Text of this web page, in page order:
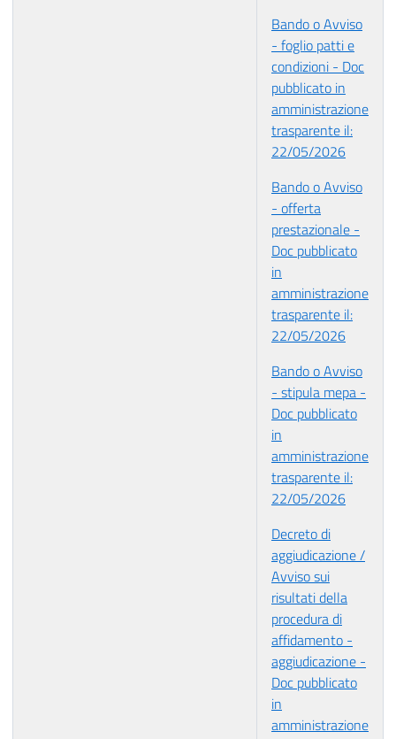
Bando o Avviso
- foglio patti e
condizioni - Doc
pubblicato in
amministrazione
trasparente il:
22/05/2026
Bando o Avviso
- offerta
prestazionale -
Doc pubblicato
in
amministrazione
trasparente il:
22/05/2026
Bando o Avviso
- stipula mepa -
Doc pubblicato
in
amministrazione
trasparente il:
22/05/2026
Decreto di
aggiudicazione /
Avviso sui
risultati della
procedura di
affidamento -
aggiudicazione -
Doc pubblicato
in
amministrazione